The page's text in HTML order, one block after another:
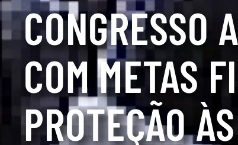
CONGRESSO
COM METAS
PROTEÇÃO